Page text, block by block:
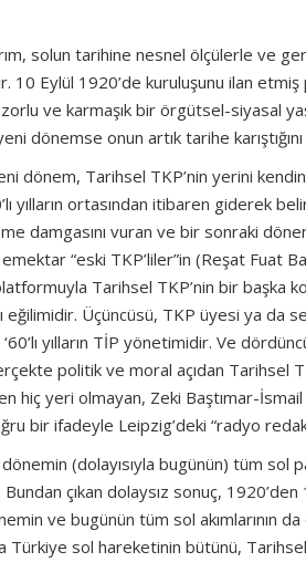
solun tarihine nesnel ölçülerle ve
10 Eylül 1920’de kuruluşunu ilan
ve karmaşık bir örgütsel-siyasal
dönemse onun artık tarihe
dönem, Tarihsel TKP’nin yerini
yılların ortasından itibaren giderek
damgasını vuran ve bir sonraki
“eski TKP’liler”in (Reşat Fuat
Tarihsel TKP’nin bir başka
eğilimidir. Üçüncüsü, TKP üyesi ya da
yılların TİP yönetimidir. Ve
politik ve moral açıdan Tarihsel
hiç yeri olmayan, Zeki Baştımar-İsmail
bir ifadeyle Leipzig’deki “radyo
(dolayısıyla bugünün) tüm sol
Bundan çıkan dolaysız sonuç,
ve bugünün tüm sol akımlarının
sol hareketinin bütünü,